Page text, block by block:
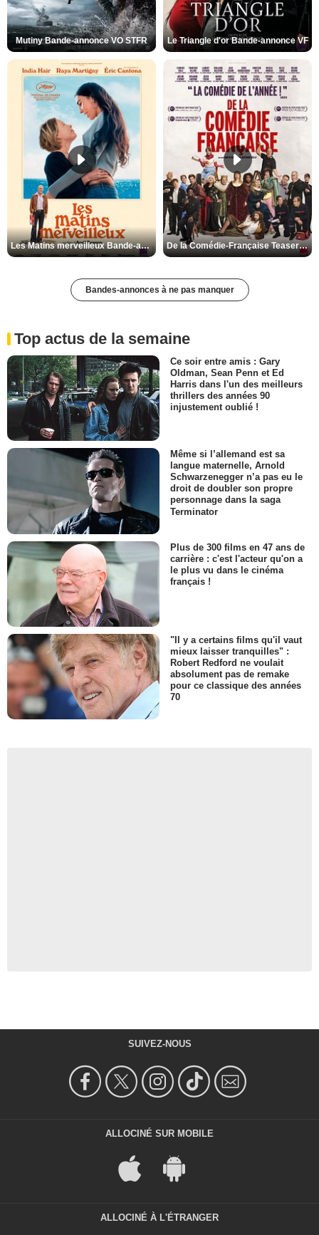
Mutiny Bande-annonce VO STFR Le Triangle d'or Bande-annonce VF
Les Matins merveilleux Bande-annonce VF De la Comédie-Française Teaser VF
Bandes-annonces à ne pas manquer
Top actus de la semaine
Ce soir entre amis : Gary
Oldman, Sean Penn et Ed
Harris dans l'un des meilleurs
thrillers des années 90
injustement oublié !
Même si l’allemand est sa
langue maternelle, Arnold
Schwarzenegger n’a pas eu le
droit de doubler son propre
personnage dans la saga
Terminator
Plus de 300 films en 47 ans de
carrière : c'est l'acteur qu'on a
le plus vu dans le cinéma
français !
"Il y a certains films qu'il vaut
mieux laisser tranquilles" :
Robert Redford ne voulait
absolument pas de remake
pour ce classique des années
70
SUIVEZ-NOUS
ALLOCINÉ SUR MOBILE
ALLOCINÉ À L'ÉTRANGER